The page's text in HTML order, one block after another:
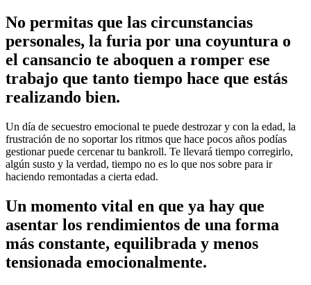
No permitas que las circunstancias
personales, la furia por una coyuntura o
el cansancio te aboquen a romper ese
trabajo que tanto tiempo hace que estás
realizando bien.
Un día de secuestro emocional te puede destrozar y con la edad, la
frustración de no soportar los ritmos que hace pocos años podías
gestionar puede cercenar tu bankroll. Te llevará tiempo corregirlo,
algún susto y la verdad, tiempo no es lo que nos sobre para ir
haciendo remontadas a cierta edad.
Un momento vital en que ya hay que
asentar los rendimientos de una forma
más constante, equilibrada y menos
tensionada emocionalmente.